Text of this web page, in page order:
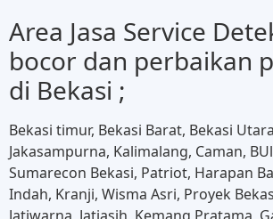
Area Jasa Service
bocor dan perbaikan
di Bekasi ;
Bekasi timur, Bekasi Barat, Bekasi
Jakasampurna, Kalimalang, Caman,
Sumarecon Bekasi, Patriot, Harapan
Indah, Kranji, Wisma Asri, Proyek
Jatiwarna, Jatiasih, Kemang Pratama,